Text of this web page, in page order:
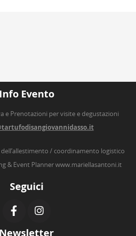
Info Evento
e Prenotazioni per visite e degustazioni
/ coordinamento logistico
& Event Plannerwww.mariellasantoni.it
Seguici
Newsletter